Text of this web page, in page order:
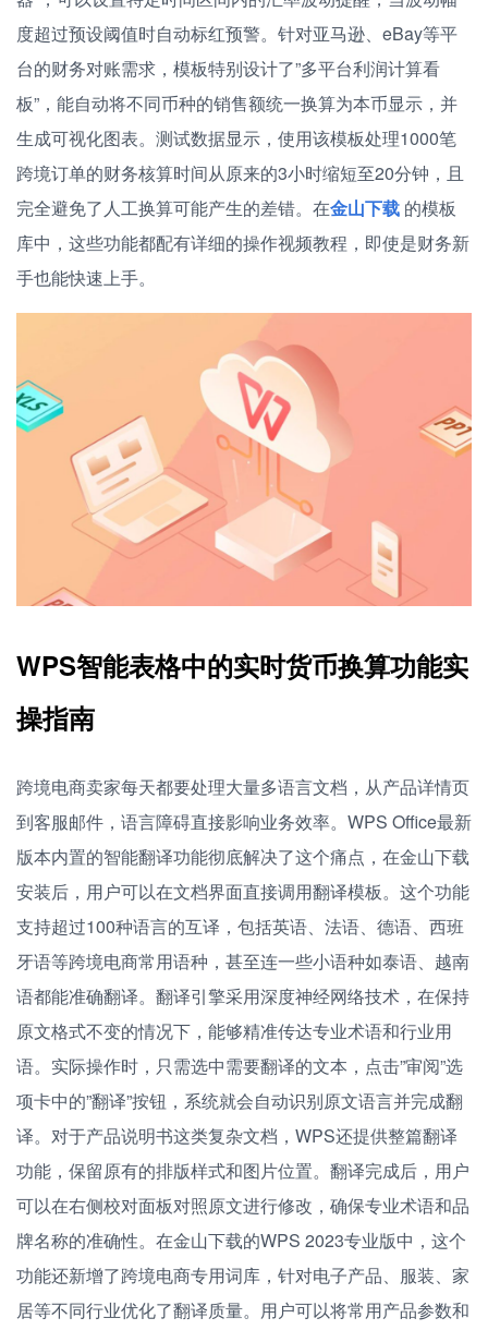
度超过预设阈值时自动标红预警。针对亚马逊、eBay等平
台的财务对账需求，模板特别设计了”多平台利润计算看
板”，能自动将不同币种的销售额统一换算为本币显示，并
生成可视化图表。测试数据显示，使用该模板处理1000笔
跨境订单的财务核算时间从原来的3小时缩短至20分钟，且
完全避免了人工换算可能产生的差错。在金山下载 的模板
库中，这些功能都配有详细的操作视频教程，即使是财务新
手也能快速上手。
WPS智能表格中的实时货币换算功能实
操指南
跨境电商卖家每天都要处理大量多语言文档，从产品详情页
到客服邮件，语言障碍直接影响业务效率。WPS Office最新
版本内置的智能翻译功能彻底解决了这个痛点，在金山下载
安装后，用户可以在文档界面直接调用翻译模板。这个功能
支持超过100种语言的互译，包括英语、法语、德语、西班
牙语等跨境电商常用语种，甚至连一些小语种如泰语、越南
语都能准确翻译。翻译引擎采用深度神经网络技术，在保持
原文格式不变的情况下，能够精准传达专业术语和行业用
语。实际操作时，只需选中需要翻译的文本，点击”审阅”选
项卡中的”翻译”按钮，系统就会自动识别原文语言并完成翻
译。对于产品说明书这类复杂文档，WPS还提供整篇翻译
功能，保留原有的排版样式和图片位置。翻译完成后，用户
可以在右侧校对面板对照原文进行修改，确保专业术语和品
牌名称的准确性。在金山下载的WPS 2023专业版中，这个
功能还新增了跨境电商专用词库，针对电子产品、服装、家
居等不同行业优化了翻译质量。用户可以将常用产品参数和